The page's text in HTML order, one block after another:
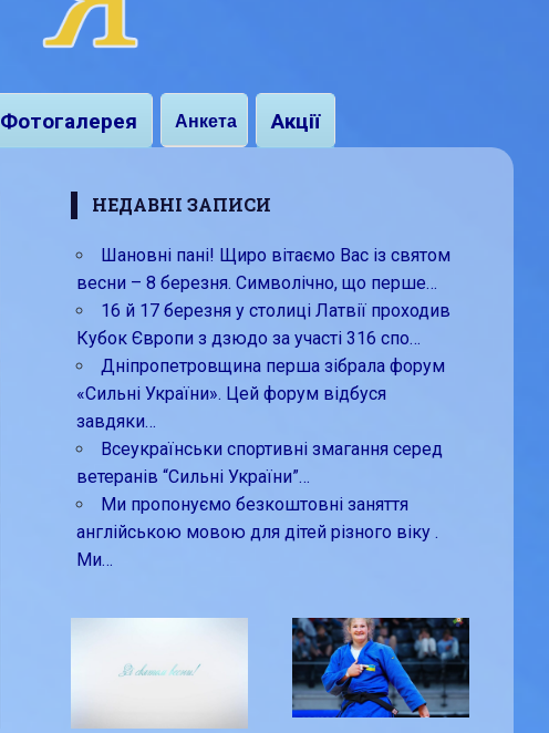
Фотогалерея Анкета Акції
НЕДАВНІ ЗАПИСИ
Шановні пані! Щиро вітаємо Вас із святом
весни – 8 березня. Символічно, що перше…
16 й 17 березня у столиці Латвії проходив
Кубок Європи з дзюдо за участі 316 спо…
Дніпропетровщина перша зібрала форум
«Сильні України». Цей форум відбуся
завдяки…
Всеукраїнськи спортивні змагання серед
ветеранів “Сильні України”…
Ми пропонуємо безкоштовні заняття
англійською мовою для дітей різного віку .
Ми…